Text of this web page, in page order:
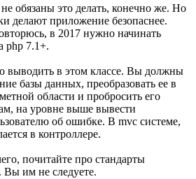
обязаны это делать, конечно же. Но
делают приложение безопаснее.
в 2017 нужно начинать
php 7.1+.
в этом классе. Вы должны
базы данных, преобразовать ее в
области и пробросить его
на уровне выше вывести
об ошибке. В mvc системе,
в контроллере.
почитайте про стандарты
Вы им не следуете.